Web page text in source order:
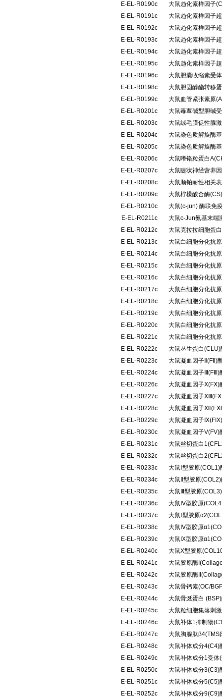
E-EL-R0190c
大鼠趋化素样因子
E-EL-R0191c
大鼠趋化素样因子
E-EL-R0192c
大鼠趋化素样因子
E-EL-R0193c
大鼠趋化素样因子
E-EL-R0194c
大鼠趋化素样因子
E-EL-R0195c
大鼠趋化素样因子
E-EL-R0196c
大鼠胆囊收缩素受
E-EL-R0198c
大鼠胆固醇酯转移
E-EL-R0199c
大鼠血管紧张素原
E-EL-R0201c
大鼠毒蕈碱型胆碱
E-EL-R0203c
大鼠绒毛膜促性腺
E-EL-R0204c
大鼠染色质解旋酶
E-EL-R0205c
大鼠染色质解旋酶
E-EL-R0206c
大鼠嗜铬粒蛋白
E-EL-R0207c
大鼠睫状神经营养
E-EL-R0208c
大鼠顺铂耐性相关
E-EL-R0209c
大鼠柠檬酸合酶
E-EL-R0210c
大鼠(c-jun) 酶联免
E-EL-R0211c
大鼠c-Jun氨基末端
E-EL-R0212c
大鼠克拉拉细胞蛋
E-EL-R0213c
大鼠白细胞分化抗
E-EL-R0214c
大鼠白细胞分化抗
E-EL-R0215c
大鼠白细胞分化抗
E-EL-R0216c
大鼠白细胞分化抗
E-EL-R0217c
大鼠白细胞分化抗
E-EL-R0218c
大鼠白细胞分化抗
E-EL-R0219c
大鼠白细胞分化抗
E-EL-R0220c
大鼠白细胞分化抗
E-EL-R0221c
大鼠白细胞分化抗
E-EL-R0222c
大鼠丛生蛋白
E-EL-R0223c
大鼠凝血因子Ⅱ(FⅡ)
E-EL-R0224c
大鼠凝血因子Ⅲ(FⅢ)
E-EL-R0226c
大鼠凝血因子Ⅹ(FⅩ)
E-EL-R0227c
大鼠凝血因子
E-EL-R0228c
大鼠凝血因子
E-EL-R0229c
大鼠凝血因子
E-EL-R0230c
大鼠凝血因子V(FV)
E-EL-R0231c
大鼠丝切蛋白
E-EL-R0232c
大鼠丝切蛋白
E-EL-R0233c
大鼠Ⅰ型胶原
E-EL-R0234c
大鼠Ⅱ型胶原
E-EL-R0235c
大鼠Ⅲ型胶原
E-EL-R0236c
大鼠Ⅳ型胶原
E-EL-R0237c
大鼠Ⅰ型胶原
E-EL-R0238c
大鼠Ⅳ型胶原
E-EL-R0239c
大鼠IX型胶原
E-EL-R0240c
大鼠X型胶原
E-EL-R0241c
大鼠胶原酶
E-EL-R0242c
大鼠胶原酶
E-EL-R0243c
大鼠骨钙素(OC/
E-EL-R0244c
大鼠骨涎蛋白
E-EL-R0245c
大鼠粒细胞集落刺
E-EL-R0246c
大鼠补体1抑制物
E-EL-R0247c
大鼠胸腺肽
E-EL-R0248c
大鼠补体成分4(C4)
E-EL-R0249c
大鼠补体成分1受体
E-EL-R0250c
大鼠补体成分3(C3)
E-EL-R0251c
大鼠补体成分5(C5)
E-EL-R0252c
大鼠补体成分9(C9)